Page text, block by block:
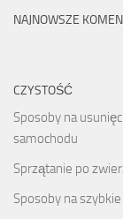
NAJNOWSZE
CZYSTOŚĆ
Sposoby na
samochodu
Sprzątanie po
Sposoby na